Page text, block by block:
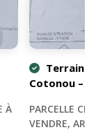
À
Terrain
Cotonou –
PARCELLE
VENDRE,